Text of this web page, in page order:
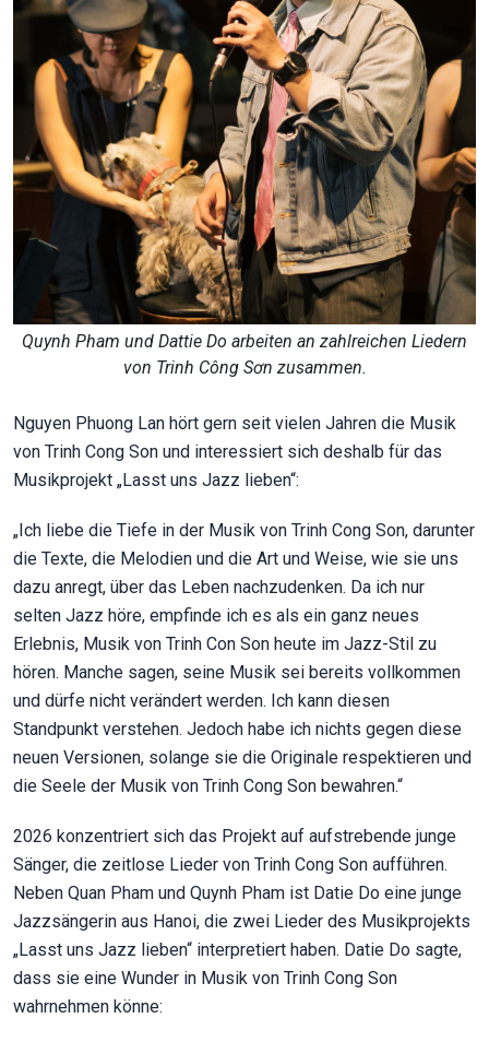
Quynh Pham und Dattie Do arbeiten an zahlreichen Liedern
von Trinh Công Sơn zusammen.
Nguyen Phuong Lan hört gern seit vielen Jahren die Musik
von Trinh Cong Son und interessiert sich deshalb für das
Musikprojekt „Lasst uns Jazz lieben“:
„Ich liebe die Tiefe in der Musik von Trinh Cong Son, darunter
die Texte, die Melodien und die Art und Weise, wie sie uns
dazu anregt, über das Leben nachzudenken. Da ich nur
selten Jazz höre, empfinde ich es als ein ganz neues
Erlebnis, Musik von Trinh Con Son heute im Jazz-Stil zu
hören. Manche sagen, seine Musik sei bereits vollkommen
und dürfe nicht verändert werden. Ich kann diesen
Standpunkt verstehen. Jedoch habe ich nichts gegen diese
neuen Versionen, solange sie die Originale respektieren und
die Seele der Musik von Trinh Cong Son bewahren.“
2026 konzentriert sich das Projekt auf aufstrebende junge
Sänger, die zeitlose Lieder von Trinh Cong Son aufführen.
Neben Quan Pham und Quynh Pham ist Datie Do eine junge
Jazzsängerin aus Hanoi, die zwei Lieder des Musikprojekts
„Lasst uns Jazz lieben“ interpretiert haben. Datie Do sagte,
dass sie eine Wunder in Musik von Trinh Cong Son
wahrnehmen könne: